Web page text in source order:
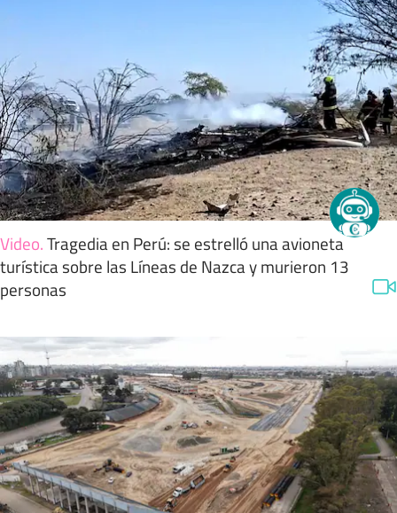
Video.Tragedia en Perú: se estrelló una avioneta
turística sobre las Líneas de Nazca y murieron 13
personas